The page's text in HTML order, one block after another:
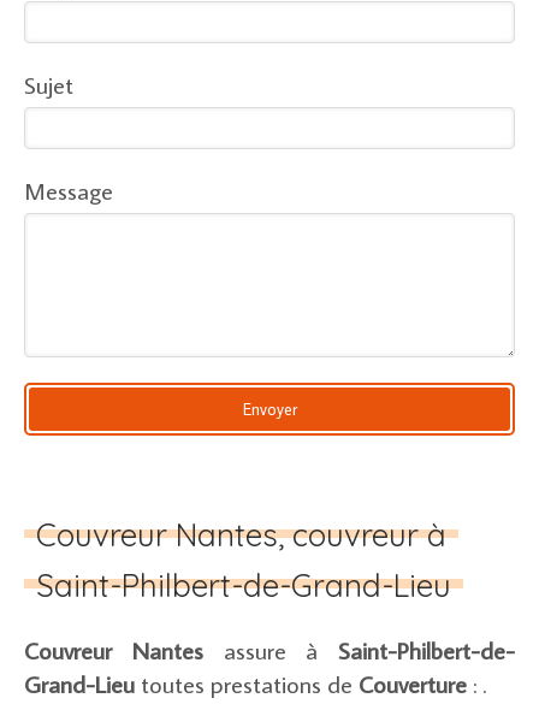
Sujet
Message
Envoyer
Couvreur Nantes, couvreur à
Saint-Philbert-de-Grand-Lieu
Couvreur Nantesassure à Saint-Philbert-de-
Grand-Lieu toutes prestations de Couverture : .